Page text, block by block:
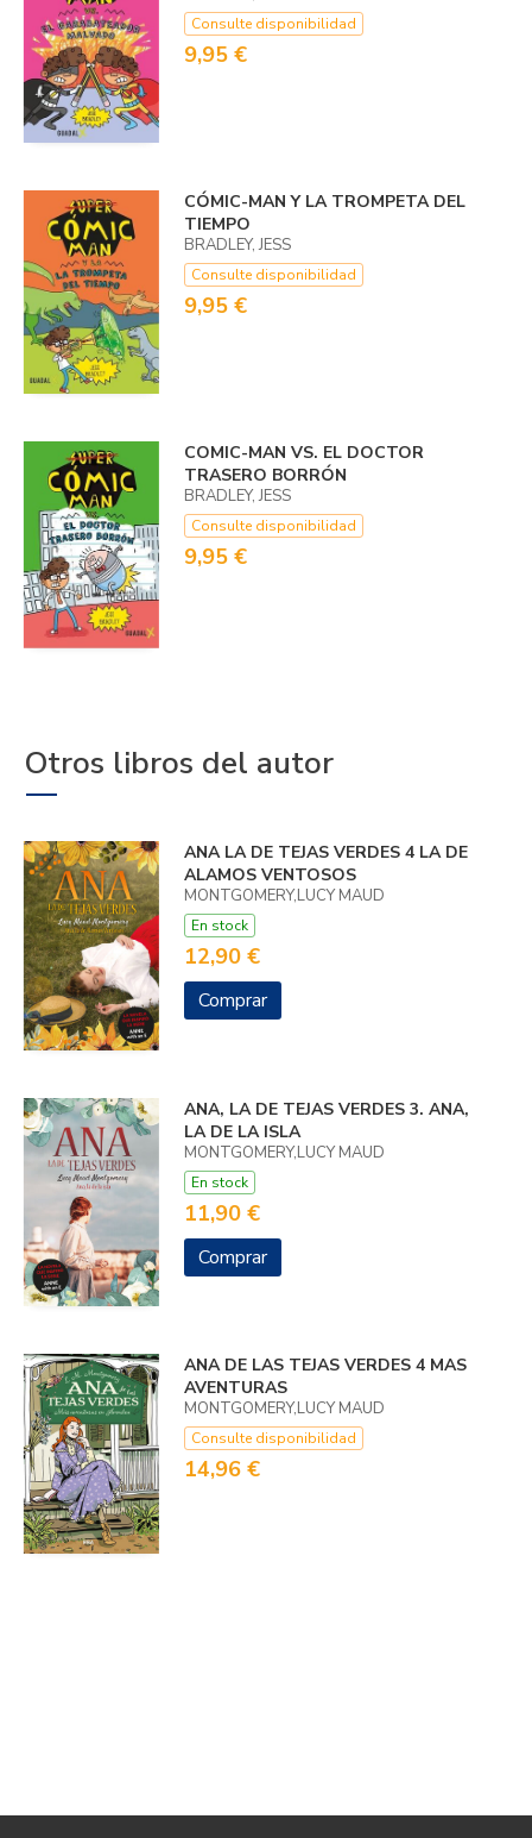
Consulte disponibilidad
9,95 €
CÓMIC-MAN Y LA TROMPETA DEL
TIEMPO
BRADLEY, JESS
Consulte disponibilidad
9,95 €
COMIC-MAN VS. EL DOCTOR
TRASERO BORRÓN
BRADLEY, JESS
Consulte disponibilidad
9,95 €
Otros libros del autor
ANA LA DE TEJAS VERDES 4 LA DE
ALAMOS VENTOSOS
MONTGOMERY,LUCY MAUD
En stock
12,90 €
Comprar
ANA, LA DE TEJAS VERDES 3. ANA,
LA DE LA ISLA
MONTGOMERY,LUCY MAUD
En stock
11,90 €
Comprar
ANA DE LAS TEJAS VERDES 4 MAS
AVENTURAS
MONTGOMERY,LUCY MAUD
Consulte disponibilidad
14,96 €